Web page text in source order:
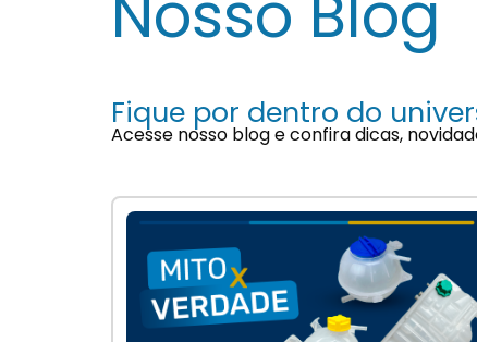
Fique por dentro do
Acesse nosso blog e confira dicas,